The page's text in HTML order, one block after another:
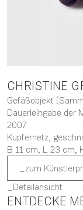
CHRISTINE
Gefäßobjekt
Dauerleihgabe der
2007
Kupfernetz,
B 11 cm, L 23 cm,
zum
Detailansicht
ENTDECKE